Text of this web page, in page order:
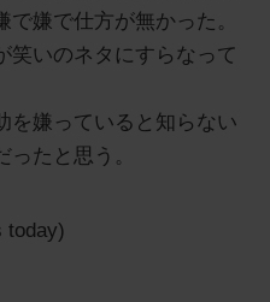
嫌で仕方が無かった。
笑いのネタにすらなって
を嫌っていると知らない
たと思う。
today)